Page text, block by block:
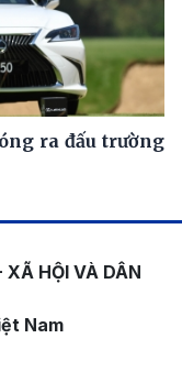
ra đấu trường
HỘI VÀ DÂN
Nam